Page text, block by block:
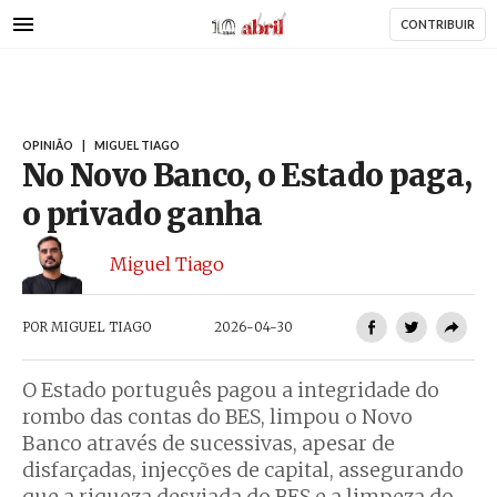
para
AbrilAbril CONTRIBUIR
OPINIÃO MIGUEL TIAGO
No Novo Banco, o Estado paga,
o privado ganha
Miguel Tiago
POR MIGUEL TIAGO 2026-04-30
O Estado português pagou a integridade do
rombo das contas do BES, limpou o Novo
Banco através de sucessivas, apesar de
disfarçadas, injecções de capital, assegurando